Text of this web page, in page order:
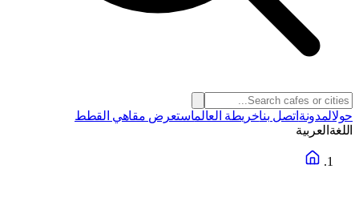
حولالمدونة اتصل بناخريطة العالماستعرض مقاهي القطط
اللغة العربية